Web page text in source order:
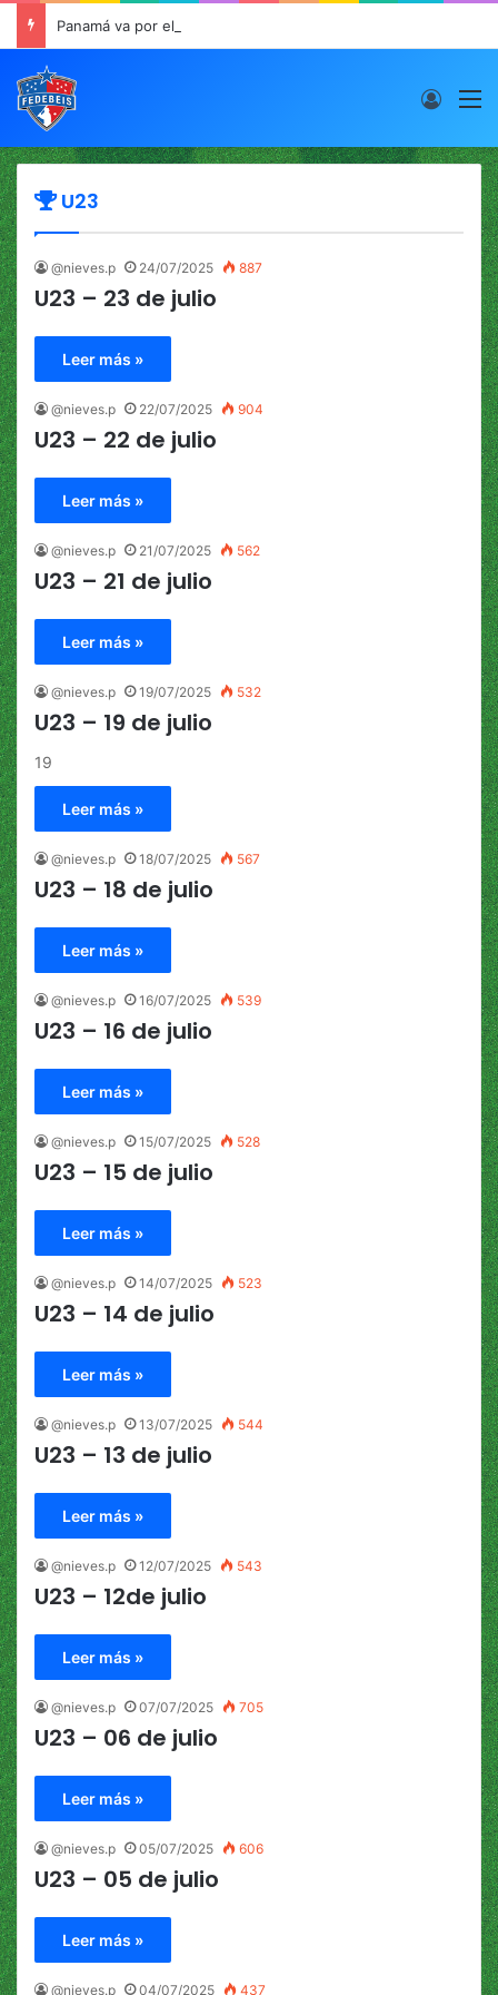
Panamá va por el oro este viernes en JCDC
U23
@nieves.p 24/07/2025 887
U23 – 23 de julio
Leer más »
@nieves.p 22/07/2025 904
U23 – 22 de julio
Leer más »
@nieves.p 21/07/2025 562
U23 – 21 de julio
Leer más »
@nieves.p 19/07/2025 532
U23 – 19 de julio
19
Leer más »
@nieves.p 18/07/2025 567
U23 – 18 de julio
Leer más »
@nieves.p 16/07/2025 539
U23 – 16 de julio
Leer más »
@nieves.p 15/07/2025 528
U23 – 15 de julio
Leer más »
@nieves.p 14/07/2025 523
U23 – 14 de julio
Leer más »
@nieves.p 13/07/2025 544
U23 – 13 de julio
Leer más »
@nieves.p 12/07/2025 543
U23 – 12de julio
Leer más »
@nieves.p 07/07/2025 705
U23 – 06 de julio
Leer más »
@nieves.p 05/07/2025 606
U23 – 05 de julio
Leer más »
@nieves.p 04/07/2025 437